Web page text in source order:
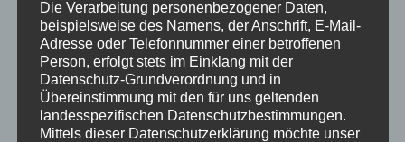
Betroffnen noch den Unternehmen. Die
Studienautoren rufen denn auch dazu auf, in
den Unternehmen dringend Basiswissen und
Handlungskompetenzen zu Depressionen und
Suizidprävention aufzubauen.
Die Verarbeitung personenbezogener Daten,
beispielsweise des Namens, der Anschrift, E-Mail-
Adresse oder Telefonnummer einer betroffenen
Person, erfolgt stets im Einklang mit der
Datenschutz-Grundverordnung und in
Übereinstimmung mit den für uns geltenden
landesspezifischen Datenschutzbestimmungen.
Mittels dieser Datenschutzerklärung möchte unser